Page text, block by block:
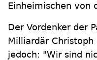
Einheimischen von
Der Vordenker der
Milliardär
jedoch: "Wir sind